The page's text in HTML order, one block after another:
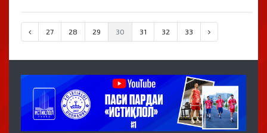
27 28 29 30 31 32 33